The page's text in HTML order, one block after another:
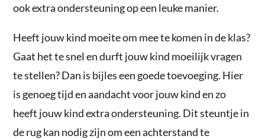
ook extra ondersteuning op een leuke manier.
Heeft jouw kind moeite om mee te komen in de klas?
Gaat het te snel en durft jouw kind moeilijk vragen
te stellen? Dan is bijles een goede toevoeging. Hier
is genoeg tijd en aandacht voor jouw kind en zo
heeft jouw kind extra ondersteuning. Dit steuntje in
de rug kan nodig zijn om een achterstand te